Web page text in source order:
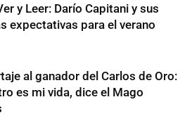
y Leer: Darío Capitani y sus
expectativas para el verano
al ganador del Carlos de Oro:
es mi vida, dice el Mago